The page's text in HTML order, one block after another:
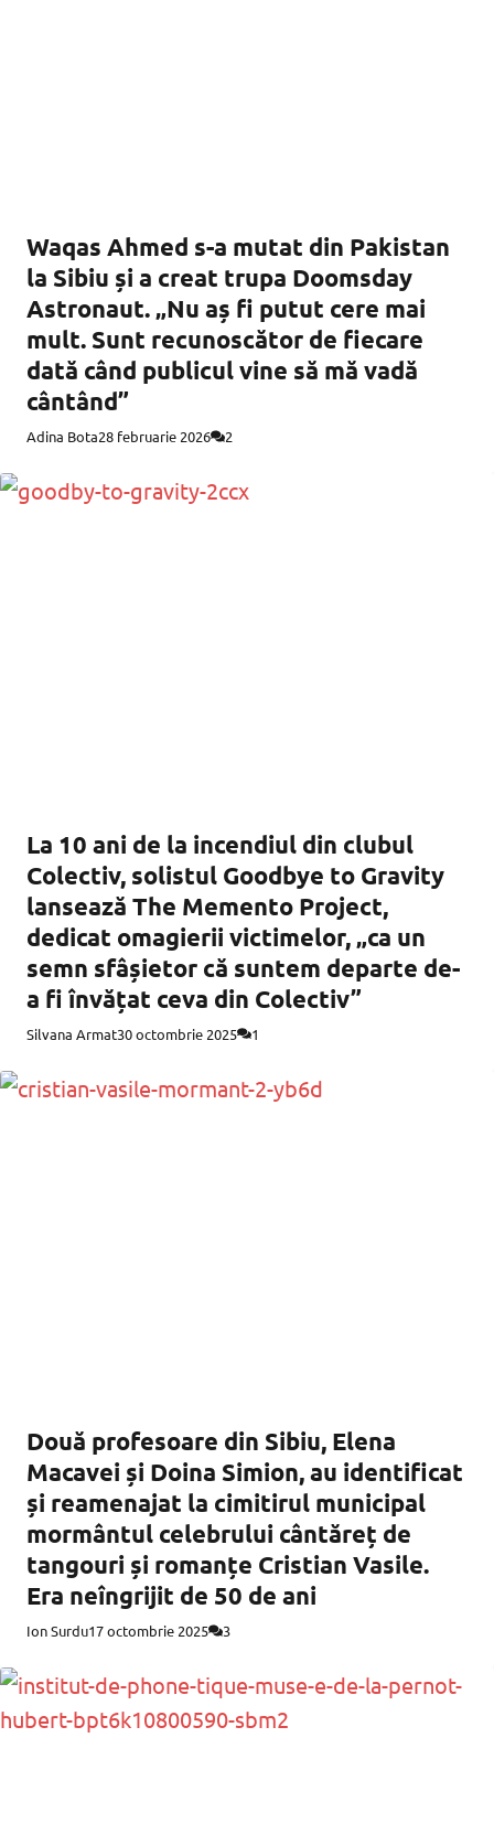
Waqas Ahmed s-a mutat din Pakistan
la Sibiu și a creat trupa Doomsday
Astronaut. „Nu aș fi putut cere mai
mult. Sunt recunoscător de fiecare
dată când publicul vine să mă vadă
cântând”
Adina Bota28 februarie 2026 2
La 10 ani de la incendiul din clubul
Colectiv, solistul Goodbye to Gravity
lansează The Memento Project,
dedicat omagierii victimelor, „ca un
semn sfâșietor că suntem departe de-
a fi învățat ceva din Colectiv”
Silvana Armat30 octombrie 2025 1
Două profesoare din Sibiu, Elena
Macavei și Doina Simion, au identificat
și reamenajat la cimitirul municipal
mormântul celebrului cântăreț de
tangouri și romanțe Cristian Vasile.
Era neîngrijit de 50 de ani
Ion Surdu17 octombrie 2025 3